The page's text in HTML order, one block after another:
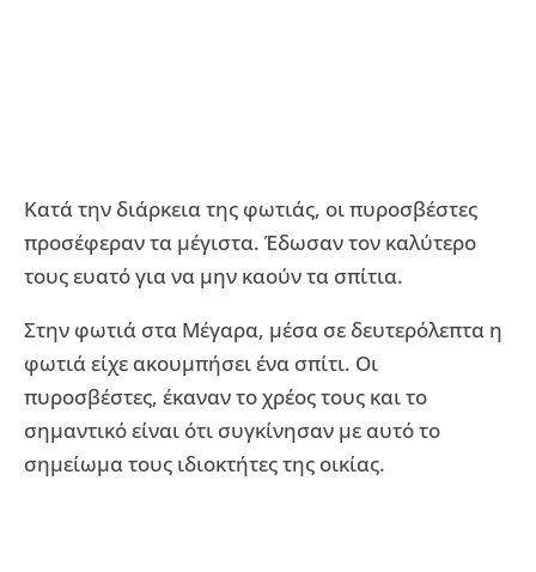
Κατά την διάρκεια της φωτιάς, οι πυροσβέστες
προσέφεραν τα μέγιστα. Έδωσαν τον καλύτερο
τους ευατό για να μην καούν τα σπίτια.
Στην φωτιά στα Μέγαρα, μέσα σε δευτερόλεπτα η
φωτιά είχε ακουμπήσει ένα σπίτι. Οι
πυροσβέστες, έκαναν το χρέος τους και το
σημαντικό είναι ότι συγκίνησαν με αυτό το
σημείωμα τους ιδιοκτήτες της οικίας.